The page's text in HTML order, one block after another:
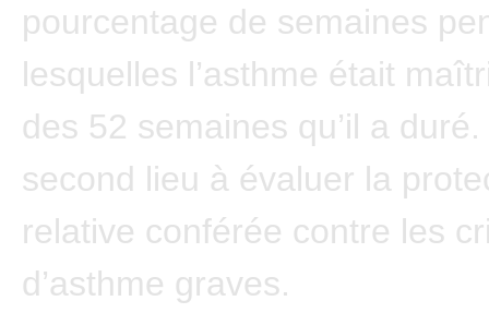
pourcentage de semaines
lesquelles l’asthme était
des 52 semaines qu’il a
second lieu à évaluer la
relative conférée contre les
d’asthme graves.